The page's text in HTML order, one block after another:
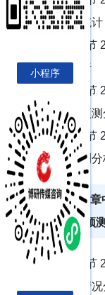
能、产量统计
第四节
求情况分析
第五节
能、产量预
第六节
求情况预测
第五章
况分析、预测
第一节
业进出口情
小程序